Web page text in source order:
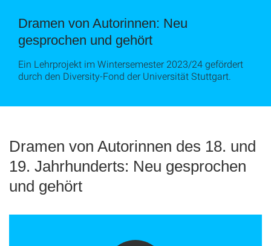
Dramen von Autorinnen: Neu
gesprochen und gehört
Ein Lehrprojekt im Wintersemester 2023/24 gefördert
durch den Diversity-Fond der Universität Stuttgart.
Dramen von Autorinnen des 18. und
19. Jahrhunderts: Neu gesprochen
und gehört